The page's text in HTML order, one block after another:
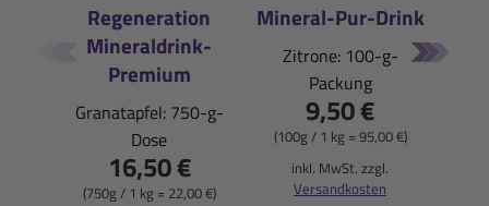
Regeneration
Mineraldrink-
Premium
Granatapfel: 750-g-
Dose
16,50 €
(750g / 1 kg = 22,00 €)
Mineral-Pur-Drink
Zitrone: 100-g-
Packung
9,50 €
(100g / 1 kg = 95,00 €)
inkl. MwSt. zzgl.
Versandkosten